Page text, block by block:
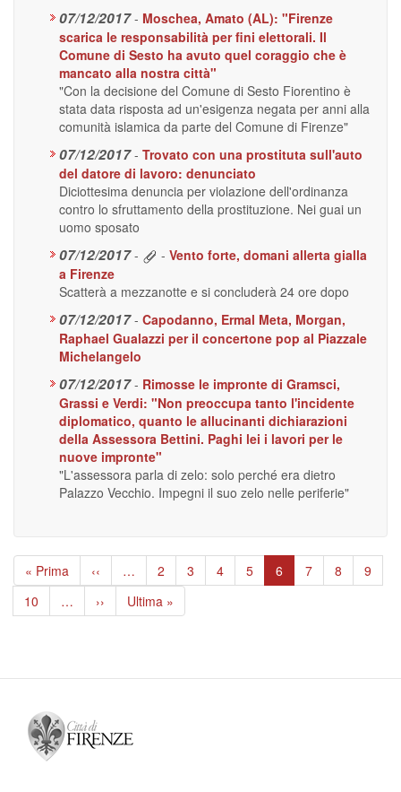
07/12/2017 - Moschea, Amato (AL): "Firenze
scarica le responsabilità per fini elettorali. Il
Comune di Sesto ha avuto quel coraggio che è
mancato alla nostra città"
"Con la decisione del Comune di Sesto Fiorentino è
stata data risposta ad un'esigenza negata per anni alla
comunità islamica da parte del Comune di Firenze"
07/12/2017 - Trovato con una prostituta sull'auto
del datore di lavoro: denunciato
Diciottesima denuncia per violazione dell'ordinanza
contro lo sfruttamento della prostituzione. Nei guai un
uomo sposato
07/12/2017 - - Vento forte, domani allerta gialla
a Firenze
Scatterà a mezzanotte e si concluderà 24 ore dopo
07/12/2017 - Capodanno, Ermal Meta, Morgan,
Raphael Gualazzi per il concertone pop al Piazzale
Michelangelo
07/12/2017 - Rimosse le impronte di Gramsci,
Grassi e Verdi: "Non preoccupa tanto l'incidente
diplomatico, quanto le allucinanti dichiarazioni
della Assessora Bettini. Paghi lei i lavori per le
nuove impronte"
"L'assessora parla di zelo: solo perché era dietro
Palazzo Vecchio. Impegni il suo zelo nelle periferie"
Paginazione
Prima
pagina
« Prima
Pagina
precedente
‹‹ … Page
2 Page
3 Page
4 Page
5
Pagina
attuale
6 Page
7 Page
8 Page
9
Page
10 …
Pagina
successiva
››
Ultima
pagina
Ultima »